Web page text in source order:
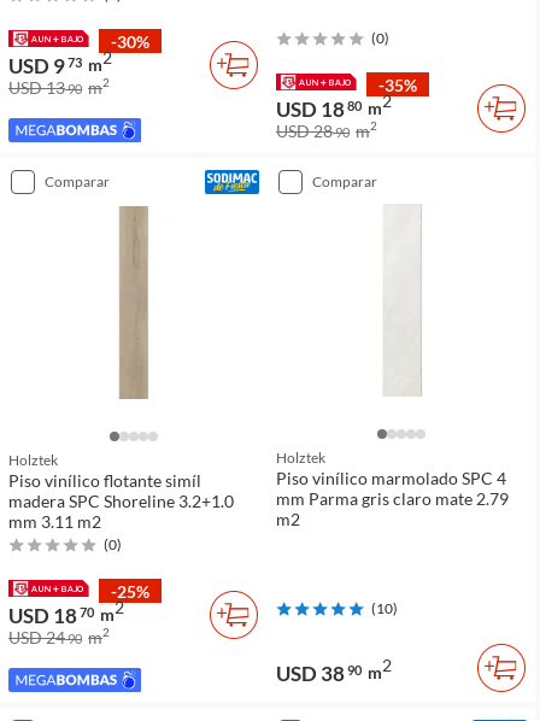
-30%
USD 973 m2
USD 1390 m2
(0)
-35%
USD 1880 m2
USD 2890 m2
comparar
Holztek
Piso vinílico flotante simíl
madera SPC Shoreline 3.2+1.0
mm 3.11 m2
(0)
-25%
USD 1870 m2
USD 2490 m2
comparar
Holztek
Piso vinílico marmolado SPC 4
mm Parma gris claro mate 2.79
m2
(10)
USD 3890 m2